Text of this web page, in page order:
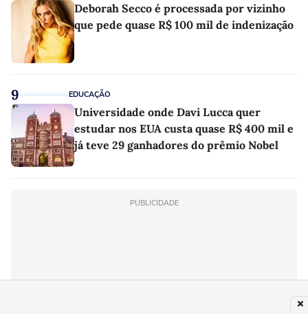
Deborah Secco é processada por vizinho
que pede quase R$ 100 mil de indenização
9 EDUCAÇÃO
Universidade onde Davi Lucca quer
estudar nos EUA custa quase R$ 400 mil e
já teve 29 ganhadores do prêmio Nobel
PUBLICIDADE